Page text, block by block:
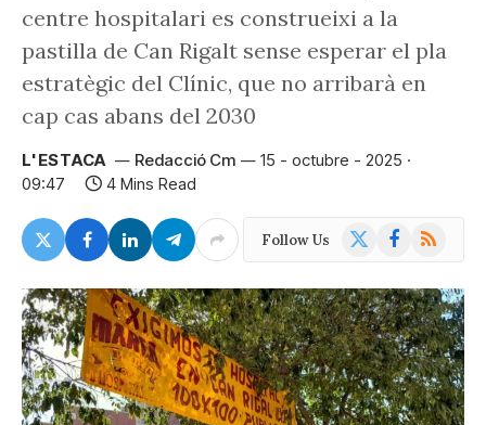
centre hospitalari es construeixi a la
pastilla de Can Rigalt sense esperar el pla
estratègic del Clínic, que no arribarà en
cap cas abans del 2030
L'ESTACA Redacció Cm
15 - octubre - 2025 ·
09:47
4 Mins Read
Follow Us Facebook
RSS